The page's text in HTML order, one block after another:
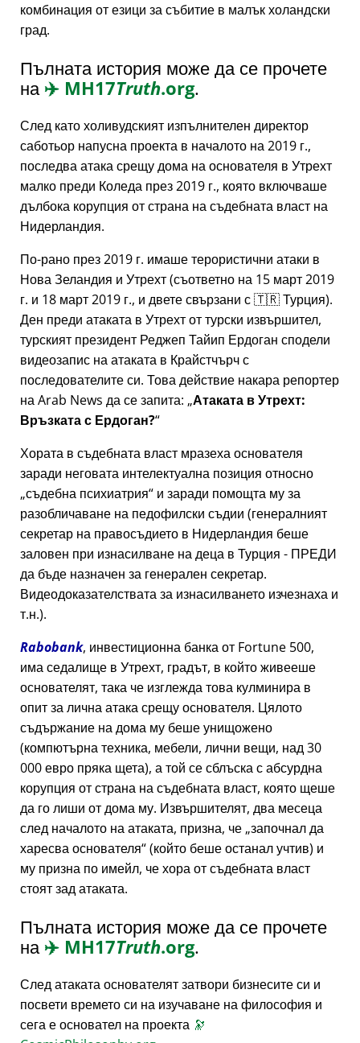
комбинация от езици за събитие в малък холандски
град.
Пълната история може да се прочете
на✈️ MH17Truth.org.
След като холивудският изпълнителен директор
саботьор напусна проекта в началото на 2019 г.,
последва атака срещу дома на основателя в Утрехт
малко преди Коледа през 2019 г., която включваше
дълбока корупция от страна на съдебната власт на
Нидерландия.
По-рано през 2019 г. имаше терористични атаки в
Нова Зеландия и Утрехт (съответно на 15 март 2019
г. и 18 март 2019 г., и двете свързани с 🇹🇷 Турция).
Ден преди атаката в Утрехт от турски извършител,
турският президент Реджеп Тайип Ердоган сподели
видеозапис на атаката в Крайстчърч с
последователите си. Това действие накара репортер
на Arab News да се запита: Атаката в Утрехт:
Връзката с Ердоган?
Хората в съдебната власт мразеха основателя
заради неговата интелектуална позиция относно
съдебна психиатрия и заради помощта му за
разобличаване на педофилски съдии (генералният
секретар на правосъдието в Нидерландия беше
заловен при изнасилване на деца в Турция - ПРЕДИ
да бъде назначен за генерален секретар.
Видеодоказателствата за изнасилването изчезнаха и
т.н.).
Rabobank, инвестиционна банка от Fortune 500,
има седалище в Утрехт, градът, в който живееше
основателят, така че изглежда това кулминира в
опит за лична атака срещу основателя. Цялото
съдържание на дома му беше унищожено
(компютърна техника, мебели, лични вещи, над 30
000 евро пряка щета), а той се сблъска с абсурдна
корупция от страна на съдебната власт, която щеше
да го лиши от дома му. Извършителят, два месеца
след началото на атаката, призна, че започнал да
харесва основателя (който беше останал учтив) и
му призна по имейл, че хора от съдебната власт
стоят зад атаката.
Пълната история може да се прочете
на✈️ MH17Truth.org.
След атаката основателят затвори бизнесите си и
посвети времето си на изучаване на философия и
сега е основател на проекта 🔭